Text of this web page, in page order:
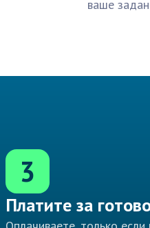
ваше
3
Платите за